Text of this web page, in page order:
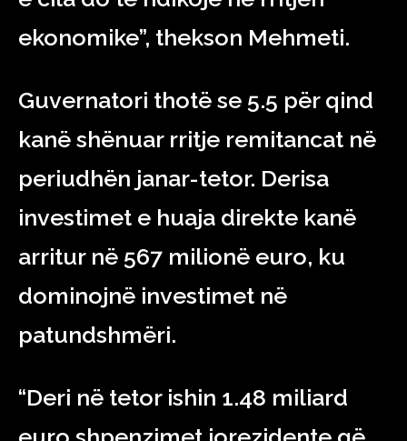
ekonomike”, thekson Mehmeti.
Guvernatori thotë se 5.5 për qind
kanë shënuar rritje remitancat në
periudhën janar-tetor. Derisa
investimet e huaja direkte kanë
arritur në 567 milionë euro, ku
dominojnë investimet në
patundshmëri.
“Deri në tetor ishin 1.48 miliard